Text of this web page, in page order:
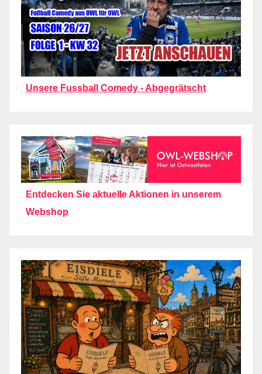
Unsere Fussball Comedy - Abgegrätscht
Entdecken Sie aktuelle Aktionen in unserem
Webshop